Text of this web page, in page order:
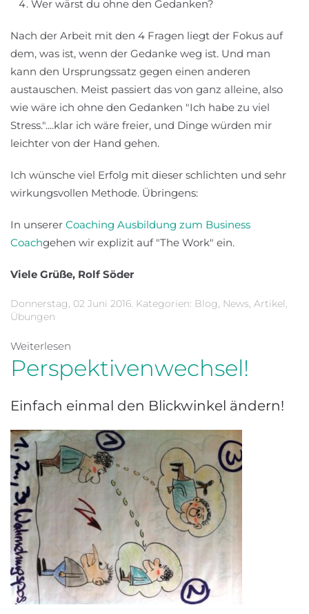
Wer wärst du ohne den Gedanken?
Nach der Arbeit mit den 4 Fragen liegt der Fokus auf
dem, was ist, wenn der Gedanke weg ist. Und man
kann den Ursprungssatz gegen einen anderen
austauschen. Meist passiert das von ganz alleine, also
wie wäre ich ohne den Gedanken "Ich habe zu viel
Stress."....klar ich wäre freier, und Dinge würden mir
leichter von der Hand gehen.
Ich wünsche viel Erfolg mit dieser schlichten und sehr
wirkungsvollen Methode. Übringens:
In unserer Coaching Ausbildung zum Business
Coachgehen wir explizit auf "The Work" ein.
Viele Grüße, Rolf Söder
Donnerstag, 02 Juni 2016. Kategorien: Blog, News, Artikel,
Übungen
Weiterlesen
Perspektivenwechsel!
Einfach einmal den Blickwinkel ändern!